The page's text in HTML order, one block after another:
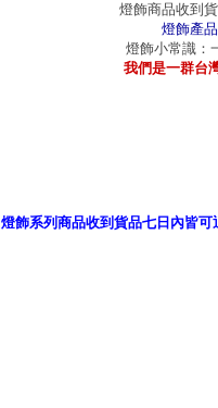
燈飾商品收到
燈飾產
燈飾小常識：
我們是一群台
燈飾系列商品收到貨品七日內皆